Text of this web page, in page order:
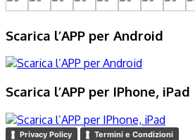
Scarica l’APP per Android
Scarica l’APP per IPhone, iPad
Privacy Policy Termini e Condizioni